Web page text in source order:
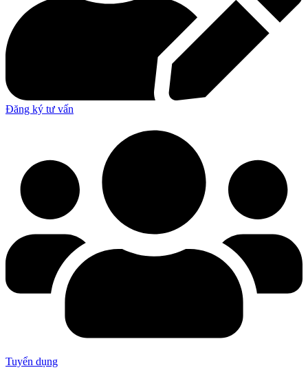
Đăng ký tư vấn
Tuyển dụng